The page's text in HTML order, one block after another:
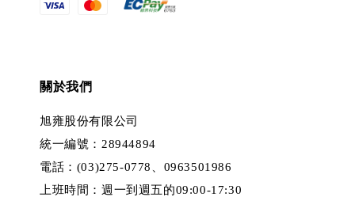
關於我們
旭雍股份有限公司
統一編號：28944894
電話：(03)275-0778、0963501986
上班時間：週一到週五的09:00-17:30